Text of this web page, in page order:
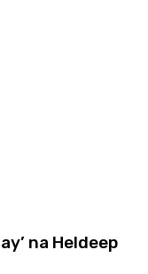
na Heldeep